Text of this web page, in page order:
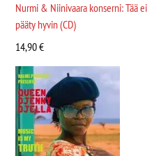
Nurmi & Niinivaara konserni: Tää ei
pääty hyvin (CD)
14,90€